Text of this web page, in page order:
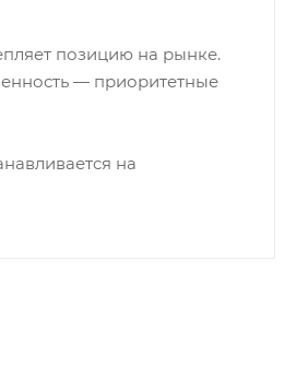
позицию на рынке.
— приоритетные
на